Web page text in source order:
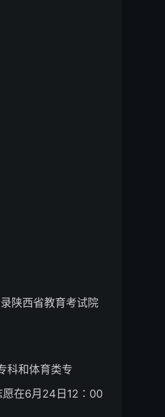
陕西省教育考试院
科和体育类专
愿在6月24日12∶00